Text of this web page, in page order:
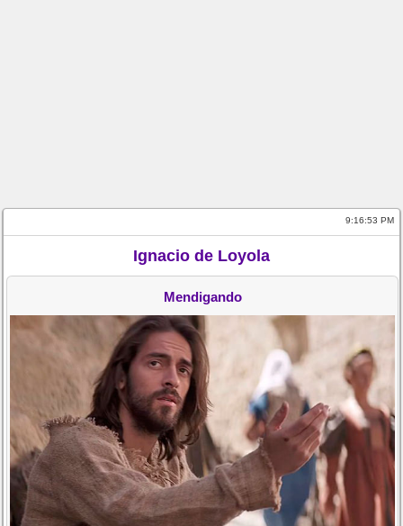
9:16:53 PM
Ignacio de Loyola
Mendigando